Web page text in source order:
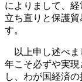
によりまして、
立ち直りと保護
す。
以上申し述べま
年こそ必ずや実
し、わが国経済